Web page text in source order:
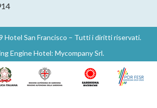
Hotel San Francisco – Tutti i diritti riservati.
Engine Hotel: Mycompany Srl.